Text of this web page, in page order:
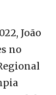
João
no